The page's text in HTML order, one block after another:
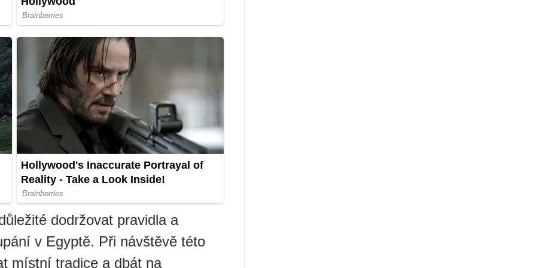
dodržovat pravidla a
v Egyptě. Při návštěvě této
místní tradice a dbát na